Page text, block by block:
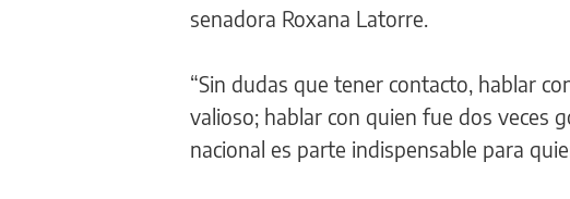
senadora Roxana Latorre.
“Sin dudas que tener contacto, hablar
valioso; hablar con quien fue dos veces
nacional es parte indispensable para